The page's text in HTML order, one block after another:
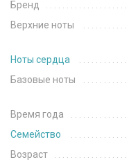
Бренд
Верхние ноты
Ноты сердца
Базовые ноты
Время года
Семейство
Возраст